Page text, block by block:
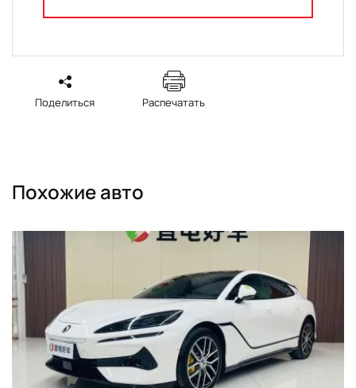
Поделиться Распечатать
Похожие авто